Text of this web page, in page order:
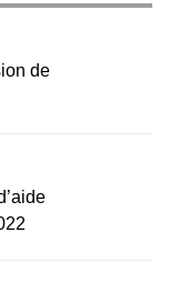
de